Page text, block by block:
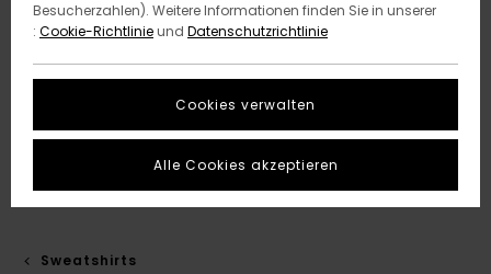
Sweatshirts
Besucherzahlen). Weitere Informationen finden Sie in unserer
: Cookie-Richtlinieund Datenschutzrichtlinie
Cookies verwalten
Alle Cookies akzeptieren